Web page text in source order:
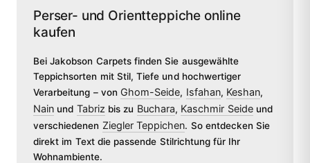
Perser- und Orientteppiche online
kaufen
Bei Jakobson Carpets finden Sie ausgewählte
Teppichsorten mit Stil, Tiefe und hochwertiger
Verarbeitung – von Ghom-Seide, Isfahan, Keshan,
Nain und Tabriz bis zu Buchara, Kaschmir Seideund
verschiedenen Ziegler Teppichen. So entdecken Sie
direkt im Text die passende Stilrichtung für Ihr
Wohnambiente.